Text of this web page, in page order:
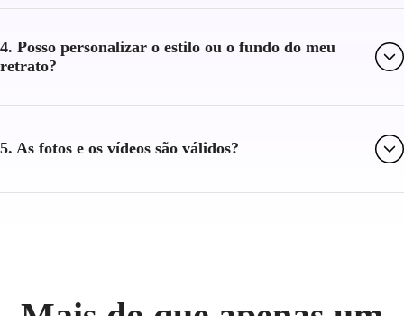
4. Posso personalizar o estilo ou o fundo do meu
retrato?
5. As fotos e os vídeos são válidos?